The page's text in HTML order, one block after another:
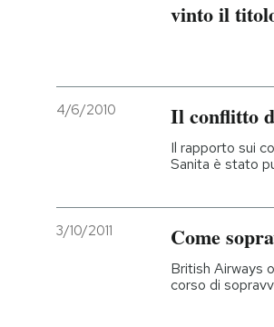
vinto il
4/6/2010 Il conflitto
Il rapporto sui
Sanita è stato
3/10/2011 Come
British Airways
corso di